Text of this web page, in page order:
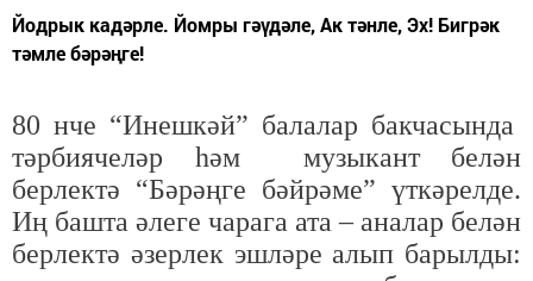
Йодрык кадәрле. Йомры гәүдәле, Ак тәнле, Эх! Бигрәк
тәмле бәрәңге!
80 нче “Инешкәй” балалар бакчасында
тәрбиячеләр һәм музыкант белән
берлектә “Бәрәңге бәйрәме” үткәрелде.
Иң башта әлеге чарага ата – аналар белән
берлектә әзерлек эшләре алып барылды: